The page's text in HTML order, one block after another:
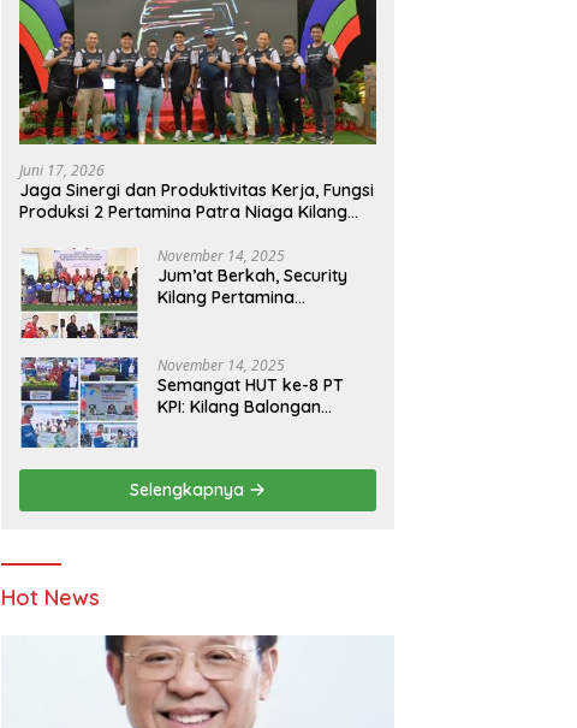
Juni 17, 2026
Jaga Sinergi dan Produktivitas Kerja, Fungsi
Produksi 2 Pertamina Patra Niaga Kilang
November 14, 2025
Jum’at Berkah, Security
Kilang Pertamina
November 14, 2025
Semangat HUT ke-8 PT
KPI: Kilang Balongan
Berbagi Bersama
Penyandang Disabilitas
dan Yayasan Pendidikan
Selengkapnya
Hot News